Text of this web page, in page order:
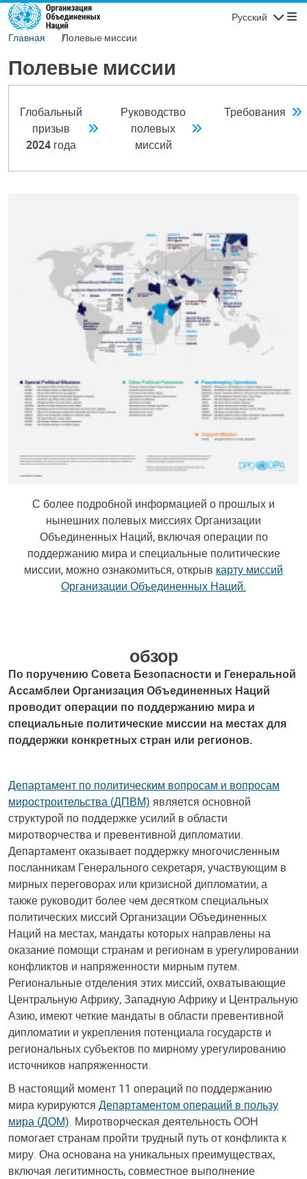
Перейти к основному содержанию
Русский
Главная Полевые миссии
Полевые миссии
Глобальный
призыв
2024 года
Руководство
полевых
миссий
Требования
С более подробной информацией о прошлых и
нынешних полевых миссиях Организации
Объединенных Наций, включая операции по
поддержанию мира и специальные политические
миссии, можно ознакомиться, открыв карту миссий
Организации Объединенных Наций.
обзор
По поручению Совета Безопасности и Генеральной
Ассамблеи Организация Объединенных Наций
проводит операции по поддержанию мира и
специальные политические миссии на местах для
поддержки конкретных стран или регионов.
Департамент по политическим вопросам и вопросам
миростроительства (ДПВМ) является основной
структурой по поддержке усилий в области
миротворчества и превентивной дипломатии.
Департамент оказывает поддержку многочисленным
посланникам Генерального секретаря, участвующим в
мирных переговорах или кризисной дипломатии, а
также руководит более чем десятком специальных
политических миссий Организации Объединенных
Наций на местах, мандаты которых направлены на
оказание помощи странам и регионам в урегулировании
конфликтов и напряженности мирным путем.
Региональные отделения этих миссий, охватывающие
Центральную Африку, Западную Африку и Центральную
Азию, имеют четкие мандаты в области превентивной
дипломатии и укрепления потенциала государств и
региональных субъектов по мирному урегулированию
источников напряженности.
В настоящий момент 11 операций по поддержанию
мира курируются Департаментом операций в пользу
мира (ДОМ). Миротворческая деятельность ООН
помогает странам пройти трудный путь от конфликта к
миру. Она основана на уникальных преимуществах,
включая легитимность, совместное выполнение